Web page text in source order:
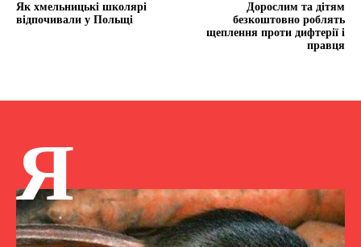
Як хмельницькі школярі
відпочивали у Польщі
Дорослим та дітям
безкоштовно роблять
щеплення проти дифтерії і
правця
Я